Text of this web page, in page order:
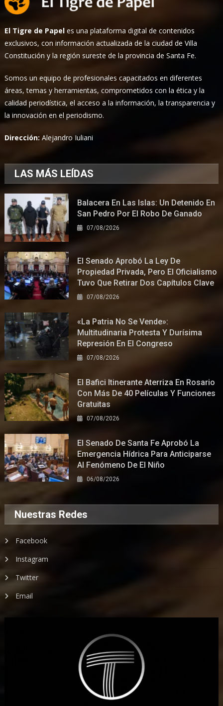
El Tigre de Papel es una plataforma digital de contenidos
exclusivos, con información actualizada de la ciudad de Villa
Constitución y la región sureste de la provincia de Santa Fe.
Somos un equipo de profesionales capacitados en diferentes
áreas, temas y herramientas, comprometidos con la ética y la
calidad periodística, el acceso a la información, la transparencia y
la innovación en el periodismo.
Dirección:Alejandro Iuliani
LAS MÁS LEÍDAS
Balacera En Las Islas: Un Detenido En
San Pedro Por El Robo De Ganado
07/08/2026
El Senado Aprobó La Ley De
Propiedad Privada, Pero El Oficialismo
Tuvo Que Retirar Dos Capítulos Clave
07/08/2026
«La Patria No Se Vende»:
Multitudinaria Protesta Y Durísima
Represión En El Congreso
07/08/2026
El Bafici Itinerante Aterriza En Rosario
Con Más De 40 Películas Y Funciones
Gratuitas
07/08/2026
El Senado De Santa Fe Aprobó La
Emergencia Hídrica Para Anticiparse
Al Fenómeno De El Niño
06/08/2026
Nuestras Redes
Facebook
Instagram
Twitter
Email